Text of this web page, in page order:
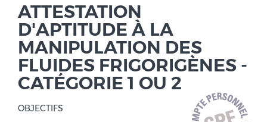
ATTESTATION
D'APTITUDE À LA
MANIPULATION DES
FLUIDES FRIGORIGÈNES -
CATÉGORIE 1 OU 2
OBJECTIFS